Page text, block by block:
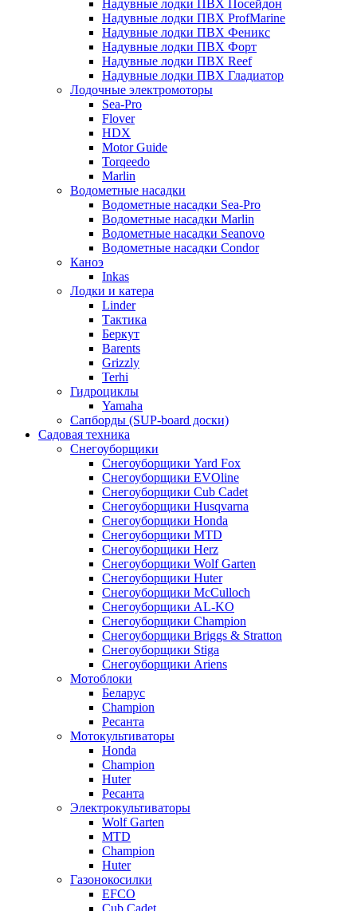
Надувные лодки ПВХ Посейдон
Надувные лодки ПВХ ProfMarine
Надувные лодки ПВХ Феникс
Надувные лодки ПВХ Форт
Надувные лодки ПВХ Reef
Надувные лодки ПВХ Гладиатор
Лодочные электромоторы
Sea-Pro
Flover
HDX
Motor Guide
Torqeedo
Marlin
Водометные насадки
Водометные насадки Sea-Pro
Водометные насадки Marlin
Водометные насадки Seanovo
Водометные насадки Condor
Каноэ
Inkas
Лодки и катера
Linder
Тактика
Беркут
Barents
Grizzly
Terhi
Гидроциклы
Yamaha
Сапборды (SUP-board доски)
Садовая техника
Снегоуборщики
Снегоуборщики Yard Fox
Снегоуборщики EVOline
Снегоуборщики Cub Cadet
Снегоуборщики Husqvarna
Снегоуборщики Honda
Снегоуборщики MTD
Снегоуборщики Herz
Снегоуборщики Wolf Garten
Снегоуборщики Huter
Снегоуборщики McCulloch
Снегоуборщики AL-KO
Снегоуборщики Champion
Снегоуборщики Briggs & Stratton
Снегоуборщики Stiga
Снегоуборщики Ariens
Мотоблоки
Беларус
Champion
Ресанта
Мотокультиваторы
Honda
Champion
Huter
Ресанта
Электрокультиваторы
Wolf Garten
MTD
Champion
Huter
Газонокосилки
EFCO
Cub Cadet